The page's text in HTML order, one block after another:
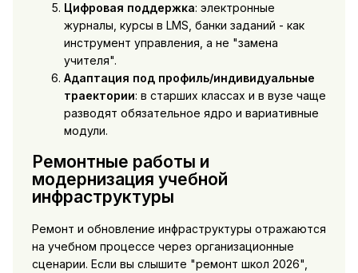
Цифровая поддержка: электронные
журналы, курсы в LMS, банки заданий - как
инструмент управления, а не "замена
учителя".
Адаптация под профиль/индивидуальные
траектории: в старших классах и в вузе чаще
разводят обязательное ядро и вариативные
модули.
Ремонтные работы и
модернизация учебной
инфраструктуры
Ремонт и обновление инфраструктуры отражаются
на учебном процессе через организационные
сценарии. Если вы слышите "ремонт школ 2026",